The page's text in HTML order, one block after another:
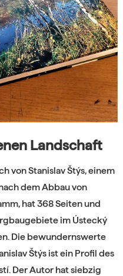
Landschaft
von Stanislav Štýs, einem
dem Abbau von
hat 368 Seiten und
im Ústecký
Die bewundernswerte
Štýs ist ein Profil des
Der Autor hat siebzig